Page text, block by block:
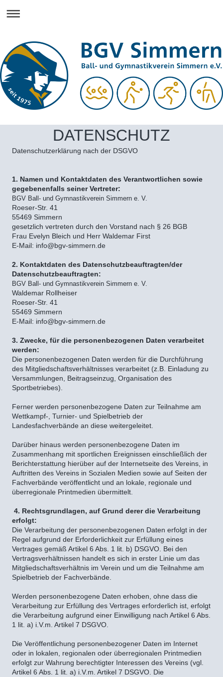
DATENSCHUTZ
Datenschutzerklärung nach der DSGVO
1. Namen und Kontaktdaten des Verantwortlichen sowie
gegebenenfalls seiner Vertreter:
BGV Ball- und Gymnastikverein Simmern e. V.
Roeser-Str. 41
55469 Simmern
gesetzlich vertreten durch den Vorstand nach § 26 BGB
Frau Evelyn Bleich und Herr Waldemar First
E-Mail: info@bgv-simmern.de
2. Kontaktdaten des Datenschutzbeauftragten/der
Datenschutzbeauftragten:
BGV Ball- und Gymnastikverein Simmern e. V.
Waldemar Rollheiser
Roeser-Str. 41
55469 Simmern
E-Mail: info@bgv-simmern.de
3. Zwecke, für die personenbezogenen Daten verarbeitet
werden:
Die personenbezogenen Daten werden für die Durchführung
des Mitgliedschaftsverhältnisses verarbeitet (z.B. Einladung zu
Versammlungen, Beitragseinzug, Organisation des
Sportbetriebes).
Ferner werden personenbezogene Daten zur Teilnahme am
Wettkampf-, Turnier- und Spielbetrieb der
Landesfachverbände an diese weitergeleitet.
Darüber hinaus werden personenbezogene Daten im
Zusammenhang mit sportlichen Ereignissen einschließlich der
Berichterstattung hierüber auf der Internetseite des Vereins, in
Auftritten des Vereins in Sozialen Medien sowie auf Seiten der
Fachverbände veröffentlicht und an lokale, regionale und
überregionale Printmedien übermittelt.
4. Rechtsgrundlagen, auf Grund derer die Verarbeitung
erfolgt:
Die Verarbeitung der personenbezogenen Daten erfolgt in der
Regel aufgrund der Erforderlichkeit zur Erfüllung eines
Vertrages gemäß Artikel 6 Abs. 1 lit. b) DSGVO. Bei den
Vertragsverhältnissen handelt es sich in erster Linie um das
Mitgliedschaftsverhältnis im Verein und um die Teilnahme am
Spielbetrieb der Fachverbände.
Werden personenbezogene Daten erhoben, ohne dass die
Verarbeitung zur Erfüllung des Vertrages erforderlich ist, erfolgt
die Verarbeitung aufgrund einer Einwilligung nach Artikel 6 Abs.
1 lit. a) i.V.m. Artikel 7 DSGVO.
Die Veröffentlichung personenbezogener Daten im Internet
oder in lokalen, regionalen oder überregionalen Printmedien
erfolgt zur Wahrung berechtigter Interessen des Vereins (vgl.
Artikel 6 Abs. 1 lit. a) i.V.m. Artikel 7 DSGVO. Die